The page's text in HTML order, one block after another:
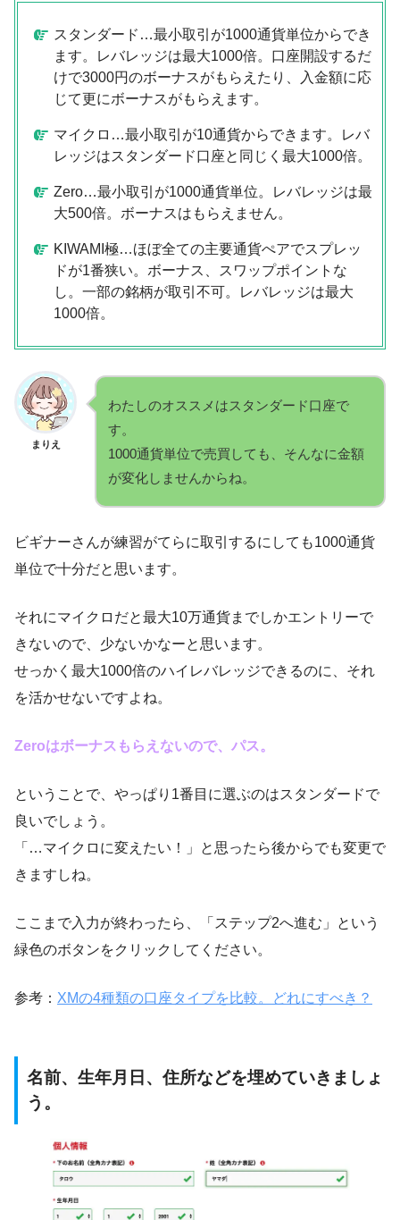
スタンダード…最小取引が1000通貨単位からでき
ます。レバレッジは最大1000倍。口座開設するだ
けで3000円のボーナスがもらえたり、入金額に応
じて更にボーナスがもらえます。
マイクロ…最小取引が10通貨からできます。レバ
レッジはスタンダード口座と同じく最大1000倍。
Zero…最小取引が1000通貨単位。レバレッジは最
大500倍。ボーナスはもらえません。
KIWAMI極…ほぼ全ての主要通貨ぺアでスプレッ
ドが1番狭い。ボーナス、スワップポイントな
し。一部の銘柄が取引不可。レバレッジは最大
1000倍。
まりえ
わたしのオススメはスタンダード口座で
す。
1000通貨単位で売買しても、そんなに金額
が変化しませんからね。
ビギナーさんが練習がてらに取引するにしても1000通貨
単位で十分だと思います。
それにマイクロだと最大10万通貨までしかエントリーで
きないので、少ないかなーと思います。
せっかく最大1000倍のハイレバレッジできるのに、それ
を活かせないですよね。
Zeroはボーナスもらえないので、パス。
ということで、やっぱり1番目に選ぶのはスタンダードで
良いでしょう。
「…マイクロに変えたい！」と思ったら後からでも変更で
きますしね。
ここまで入力が終わったら、「ステップ2へ進む」という
緑色のボタンをクリックしてください。
参考： XMの4種類の口座タイプを比較。どれにすべき？
名前、生年月日、住所などを埋めていきましょ
う。